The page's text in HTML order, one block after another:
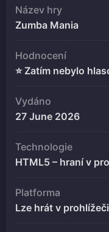
Název hry
Zumba Mania
Hodnocení
⭐ Zatím nebylo
Vydáno
27 June 2026
Technologie
HTML5 – hraní v
Platforma
Lze hrát v